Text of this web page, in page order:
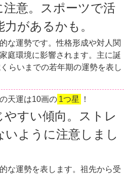
注意。スポーツで活
があるかも。
な運勢です。性格形成や対人関
庭環境に影響されます。主に誕
らいまでの若年期の運勢を表し
天運は10画の 1つ星 ！
やすい傾向。ストレ
いように注意しまし
な運勢を表します。祖先から受